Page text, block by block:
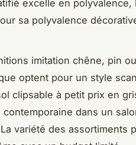
excelle en polyvalence,
sa polyvalence
imitation chêne, pin
optent pour un style
clipsable à petit prix en
dans un
variété des assortiments